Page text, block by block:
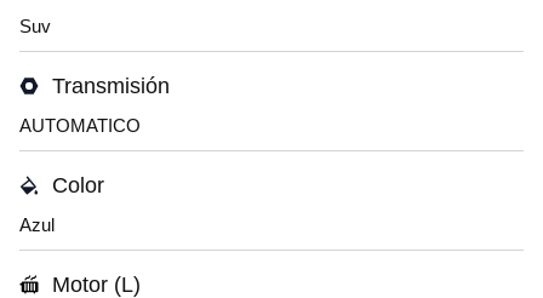
Suv
Transmisión
AUTOMATICO
Color
Azul
Motor (L)